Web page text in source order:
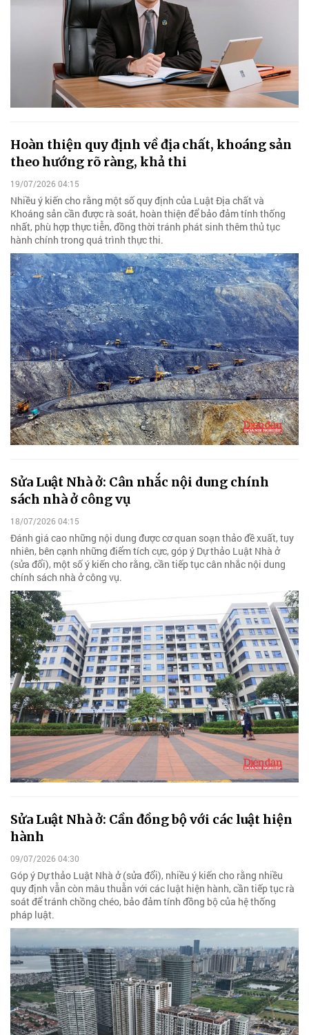
Hoàn thiện quy định về địa chất, khoáng sản
theo hướng rõ ràng, khả thi
19/07/2026 04:15
Nhiều ý kiến cho rằng một số quy định của Luật Địa chất và
Khoáng sản cần được rà soát, hoàn thiện để bảo đảm tính thống
nhất, phù hợp thực tiễn, đồng thời tránh phát sinh thêm thủ tục
hành chính trong quá trình thực thi.
Sửa Luật Nhà ở: Cân nhắc nội dung chính
sách nhà ở công vụ
18/07/2026 04:15
Đánh giá cao những nội dung được cơ quan soạn thảo đề xuất, tuy
nhiên, bên cạnh những điểm tích cực, góp ý Dự thảo Luật Nhà ở
(sửa đổi), một số ý kiến cho rằng, cần tiếp tục cân nhắc nội dung
chính sách nhà ở công vụ.
Sửa Luật Nhà ở: Cần đồng bộ với các luật hiện
hành
09/07/2026 04:30
Góp ý Dự thảo Luật Nhà ở (sửa đổi), nhiều ý kiến cho rằng nhiều
quy định vẫn còn mâu thuẫn với các luật hiện hành, cần tiếp tục rà
soát để tránh chồng chéo, bảo đảm tính đồng bộ của hệ thống
pháp luật.